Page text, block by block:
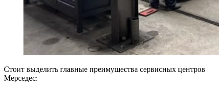
Стоит выделить главные преимущества сервисных центров
Мерседес: